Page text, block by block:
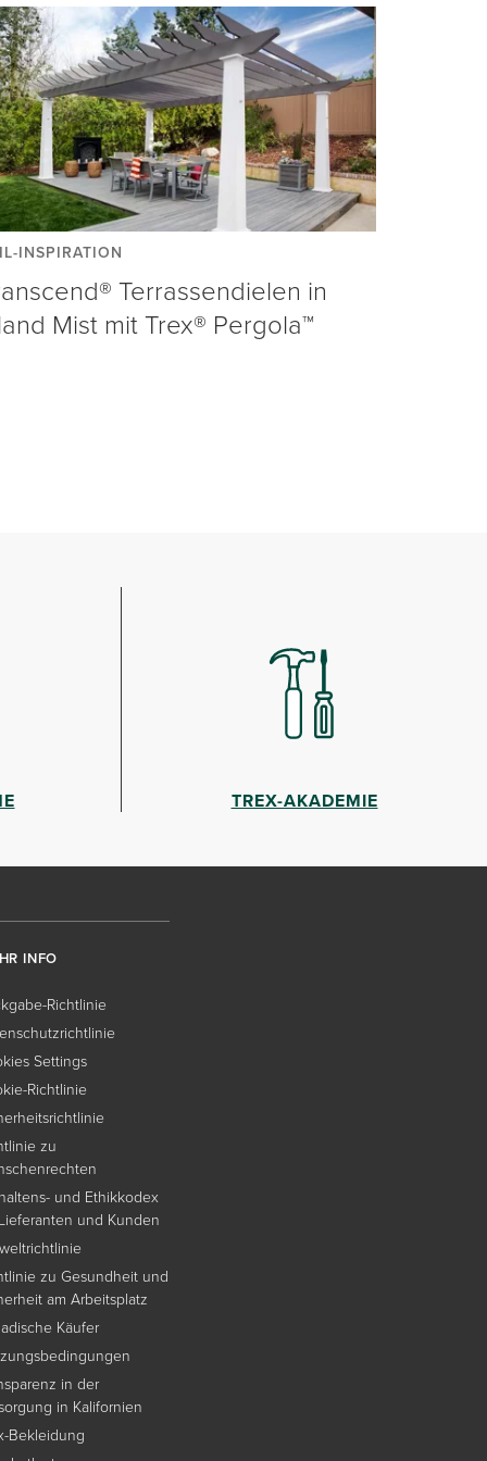
INSPIRATION
Terrassendielen in
Mist mit Trex® Pergola™
TREX-AKADEMIE
INFO
Richtlinie
Settings
Richtlinie
zu
und Ethikkodex
und Kunden
zu Gesundheit und
am Arbeitsplatz
Käufer
in der
in Kalifornien
Bekleidung